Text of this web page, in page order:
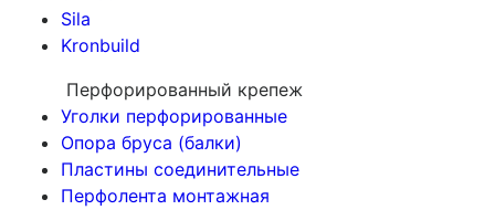
Sila
Kronbuild
Перфорированный крепеж
Уголки перфорированные
Опора бруса (балки)
Пластины соединительные
Перфолента монтажная